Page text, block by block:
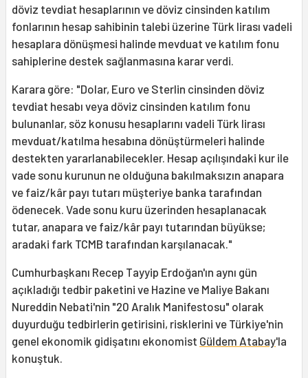
döviz tevdiat hesaplarının ve döviz cinsinden katılım
fonlarının hesap sahibinin talebi üzerine Türk lirası vadeli
hesaplara dönüşmesi halinde mevduat ve katılım fonu
sahiplerine destek sağlanmasına karar verdi.
Karara göre: "Dolar, Euro ve Sterlin cinsinden döviz
tevdiat hesabı veya döviz cinsinden katılım fonu
bulunanlar, söz konusu hesaplarını vadeli Türk lirası
mevduat/katılma hesabına dönüştürmeleri halinde
destekten yararlanabilecekler. Hesap açılışındaki kur ile
vade sonu kurunun ne olduğuna bakılmaksızın anapara
ve faiz/kâr payı tutarı müşteriye banka tarafından
ödenecek. Vade sonu kuru üzerinden hesaplanacak
tutar, anapara ve faiz/kâr payı tutarından büyükse;
aradaki fark TCMB tarafından karşılanacak."
Cumhurbaşkanı Recep Tayyip Erdoğan'ın aynı gün
açıkladığı tedbir paketini ve Hazine ve Maliye Bakanı
Nureddin Nebati'nin "20 Aralık Manifestosu" olarak
duyurduğu tedbirlerin getirisini, risklerini ve Türkiye'nin
genel ekonomik gidişatını ekonomist Güldem Atabay'la
konuştuk.